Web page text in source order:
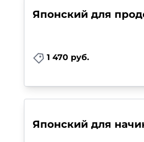
Японский для
1 470 руб.
Японский для